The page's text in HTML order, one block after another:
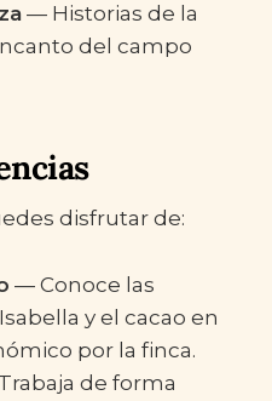
— Historias de la
del campo
disfrutar de:
— Conoce las
y el cacao en
por la finca.
de forma